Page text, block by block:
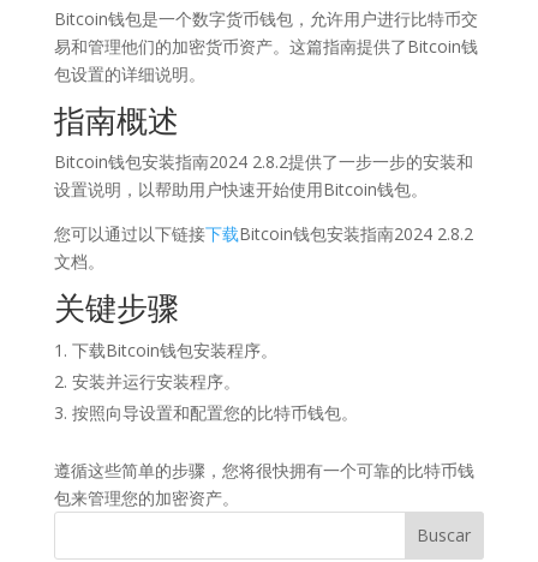
Bitcoin钱包是一个数字货币钱包，允许用户进行比特币交
易和管理他们的加密货币资产。这篇指南提供了Bitcoin钱
包设置的详细说明。
指南概述
Bitcoin钱包安装指南2024 2.8.2提供了一步一步的安装和
设置说明，以帮助用户快速开始使用Bitcoin钱包。
您可以通过以下链接下载Bitcoin钱包安装指南2024 2.8.2
文档。
关键步骤
下载Bitcoin钱包安装程序。
安装并运行安装程序。
按照向导设置和配置您的比特币钱包。
遵循这些简单的步骤，您将很快拥有一个可靠的比特币钱
包来管理您的加密资产。